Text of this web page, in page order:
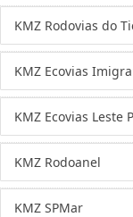
KMZ Rodovias do
KMZ Ecovias
KMZ Ecovias Leste
KMZ Rodoanel
KMZ SPMar